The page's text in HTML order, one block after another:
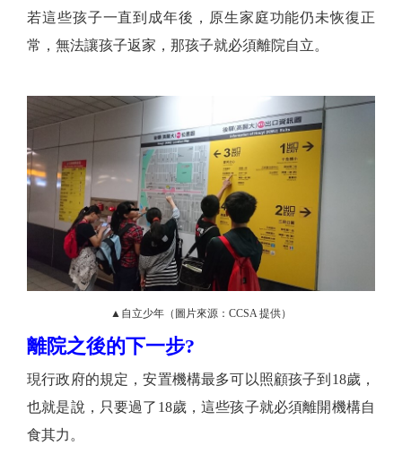
若這些孩子一直到成年後，原生家庭功能仍未恢復正
常，無法讓孩子返家，那孩子就必須離院自立。
▲自立少年（圖片來源：CCSA 提供）
離院之後的下一步?
現行政府的規定，安置機構最多可以照顧孩子到18歲，
也就是說，只要過了18歲，這些孩子就必須離開機構自
食其力。